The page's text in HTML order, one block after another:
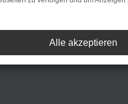
Ford Autos sind.
Alle akzeptieren